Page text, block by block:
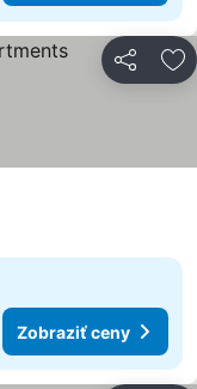
Zdieľať
Zobraziť ceny